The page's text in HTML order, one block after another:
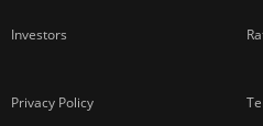
Investors
Privacy Policy